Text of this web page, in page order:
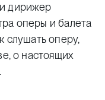
дирижер
оперы и балета
слушать оперу,
о настоящих